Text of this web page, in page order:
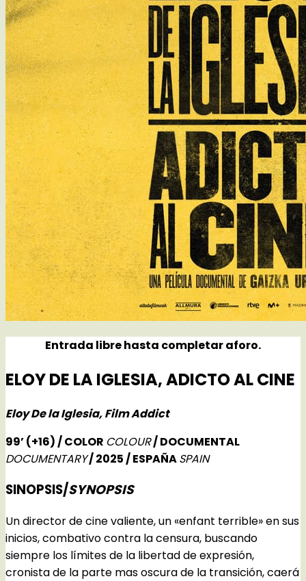
Entrada libre hasta completar aforo.
ELOY DE LA IGLESIA, ADICTO AL CINE
Eloy De la Iglesia, Film Addict
99’ (+16) / COLOR COLOUR/ DOCUMENTAL
DOCUMENTARY/ 2025 / ESPAÑASPAIN
SINOPSIS/SYNOPSIS
Un director de cine valiente, un «enfant terrible» en sus
inicios, combativo contra la censura, buscando
siempre los límites de la libertad de expresión,
cronista de la parte mas oscura de la transición, caerá